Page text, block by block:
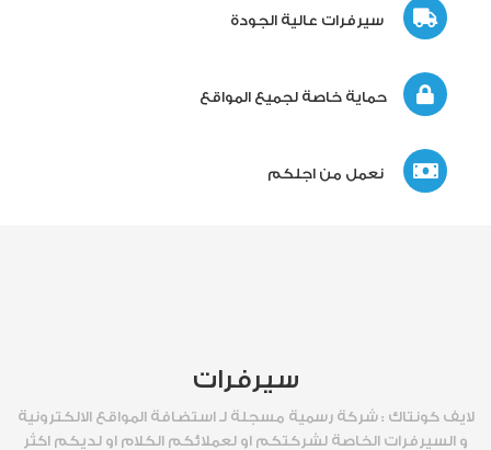
سيرفرات عالية الجودة
حماية خاصة لجميع المواقع
نعمل من اجلكم
سيرفرات
لايف كونتاك : شركة رسمية مسجلة لـ استضافة المواقع الالكترونية
و السيرفرات الخاصة لشركتكم او لعملائكم الكلام او لديكم اكثر